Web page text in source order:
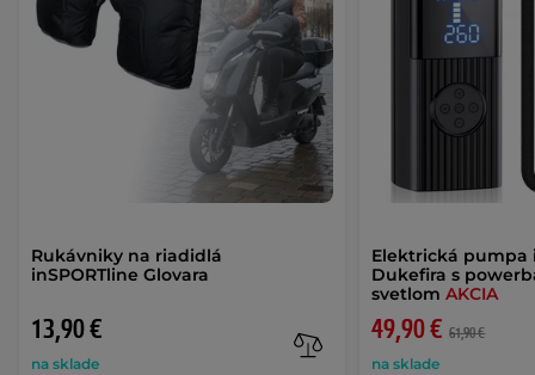
Rukávniky na riadidlá
inSPORTline Glovara
13,90 €
na sklade
Elektrická pumpa
Dukefira s
svetlomAKCIA
49,90 € 61,90 €
na sklade